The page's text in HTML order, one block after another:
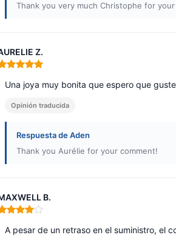
Thank you very much Christophe for
Z.
5 de 5
Una joya muy bonita que espero que
Opinión traducida
Respuesta de Aden
Thank you Aurélie for your comment!
B.
4 de 5
A pesar de un retraso en el suministro, el